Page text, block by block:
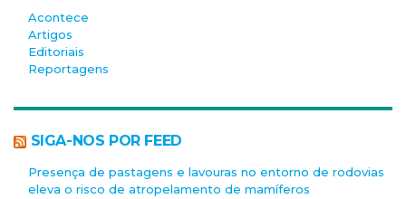
Acontece
Artigos
Editoriais
Reportagens
SIGA-NOS POR FEED
Presença de pastagens e lavouras no entorno de rodovias
eleva o risco de atropelamento de mamíferos